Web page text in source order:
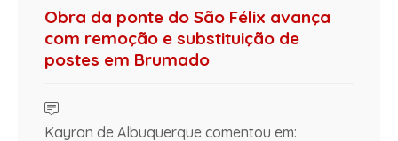
Obra da ponte do São Félix avança
com remoção e substituição de
postes em Brumado
Kayran de Albuquerque comentou em: